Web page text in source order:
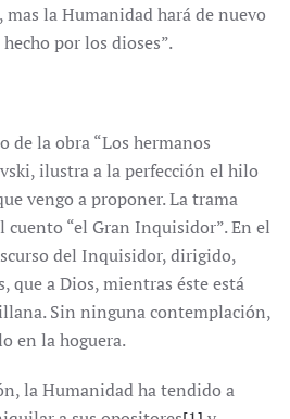
mas la Humanidad hará de nuevo
por los dioses”.
de la obra “Los hermanos
ilustra a la perfección el hilo
vengo a proponer. La trama
“el Gran Inquisidor”. En el
del Inquisidor, dirigido,
que a Dios, mientras éste está
Sin ninguna contemplación,
en la hoguera.
la Humanidad ha tendido a